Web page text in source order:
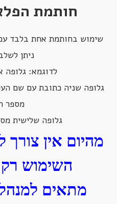
חותמת
ניתן
לדוגמא:
גלופה שניה כתובת עם שם
מספר
גלופה שלישית
מהיום אין צורך לשאת
השימוש רק
מתאים